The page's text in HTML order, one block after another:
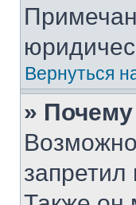
Вернуться
» Почему
запретил